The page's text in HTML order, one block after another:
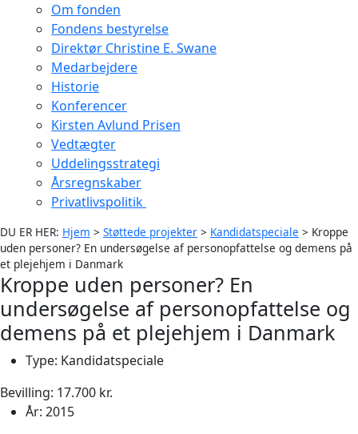
Om fonden
Fondens bestyrelse
Direktør Christine E. Swane
Medarbejdere
Historie
Konferencer
Kirsten Avlund Prisen
Vedtægter
Uddelingsstrategi
Årsregnskaber
Privatlivspolitik
DU ER HER: Hjem > Støttede projekter > Kandidatspeciale > Kroppe
uden personer? En undersøgelse af personopfattelse og demens på
et plejehjem i Danmark
Kroppe uden personer? En
undersøgelse af personopfattelse og
demens på et plejehjem i Danmark
Type: Kandidatspeciale
Bevilling: 17.700 kr.
År: 2015